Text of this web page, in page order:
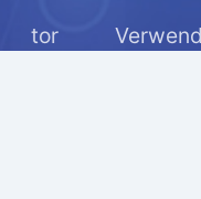
Verwenden Sie